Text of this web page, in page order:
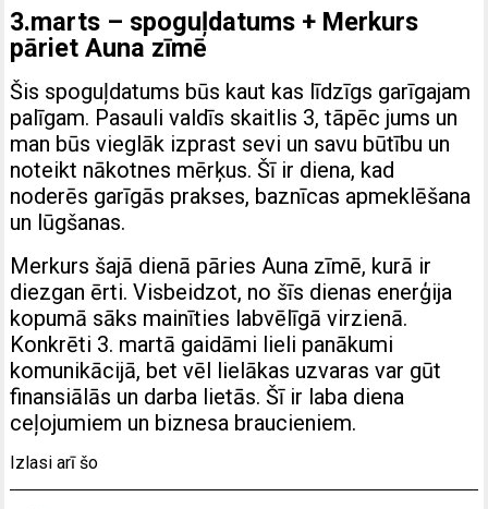
3.marts – spoguļdatums + Merkurs
pāriet Auna zīmē
Šis spoguļdatums būs kaut kas līdzīgs garīgajam
palīgam. Pasauli valdīs skaitlis 3, tāpēc jums un
man būs vieglāk izprast sevi un savu būtību un
noteikt nākotnes mērķus. Šī ir diena, kad
noderēs garīgās prakses, baznīcas apmeklēšana
un lūgšanas.
Merkurs šajā dienā pāries Auna zīmē, kurā ir
diezgan ērti. Visbeidzot, no šīs dienas enerģija
kopumā sāks mainīties labvēlīgā virzienā.
Konkrēti 3. martā gaidāmi lieli panākumi
komunikācijā, bet vēl lielākas uzvaras var gūt
finansiālās un darba lietās. Šī ir laba diena
ceļojumiem un biznesa braucieniem.
Izlasi arī šo